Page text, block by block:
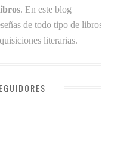
. En este blog
de todo tipo de libros
literarias.